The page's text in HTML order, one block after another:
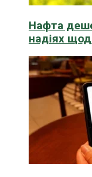
Нафта
надіях